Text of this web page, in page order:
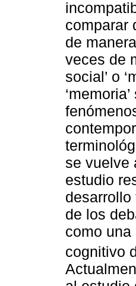
comparar
de
veces de
social’ o
se vuelve
estudio
de los
como
cognitivo